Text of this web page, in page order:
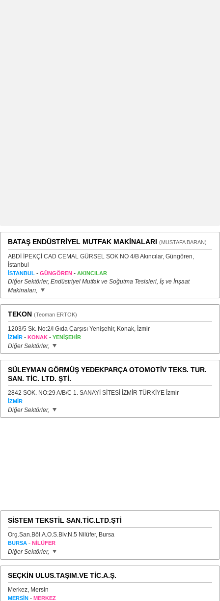
BATAŞ ENDÜSTRİYEL MUTFAK MAKİNALARI (MUSTAFA BARAN)
ABDİ İPEKÇİ CAD CEMAL GÜRSEL SOK NO 4/B Akıncılar, Güngören,
İstanbul
İSTANBUL - GÜNGÖREN - AKINCILAR
Diğer Sektörler, Endüstriyel Mutfak ve Soğutma Tesisleri, İş ve İnşaat
Makinaları,
TEKON (Teoman ERTOK)
1203/5 Sk. No:2/I Gıda Çarşısı Yenişehir, Konak, İzmir
İZMİR - KONAK - YENİŞEHİR
Diğer Sektörler,
SÜLEYMAN GÖRMÜŞ YEDEKPARÇA OTOMOTİV TEKS. TUR.
SAN. TİC. LTD. ŞTİ.
2842 SOK. NO:29 A/B/C 1. SANAYİ SİTESİ İZMİR TÜRKİYE İzmir
İZMİR
Diğer Sektörler,
SİSTEM TEKSTİL SAN.TİC.LTD.ŞTİ
Org.San.Böl.A.O.S.Blv.N.5 Nilüfer, Bursa
BURSA - NİLÜFER
Diğer Sektörler,
SEÇKİN ULUS.TAŞIM.VE TİC.A.Ş.
Merkez, Mersin
MERSİN - MERKEZ